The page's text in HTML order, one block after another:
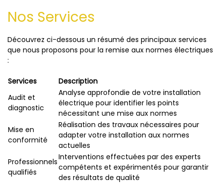
Nos Services
Découvrez ci-dessous un résumé des principaux services
que nous proposons pour la remise aux normes électriques
:
Services
Description
Audit et
diagnostic
Analyse approfondie de votre installation
électrique pour identifier les points
nécessitant une mise aux normes
Mise en
conformité
Réalisation des travaux nécessaires pour
adapter votre installation aux normes
actuelles
Professionnels
qualifiés
Interventions effectuées par des experts
compétents et expérimentés pour garantir
des résultats de qualité